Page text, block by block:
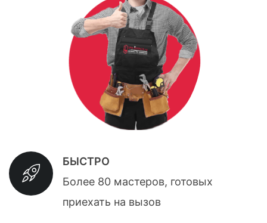
БЫСТРО
Более 80 мастеров, готовых
приехать на вызов